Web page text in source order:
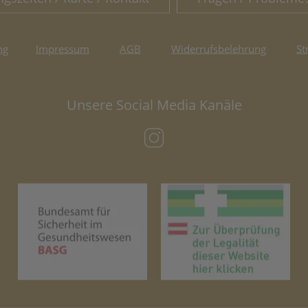
Impressum AGB Widerrufsbelehrung
Unsere Social Media Kanäle
(öffnet in neuem Tab)